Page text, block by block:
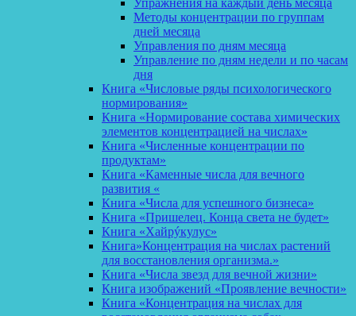
Упражнения на каждый день месяца
Методы концентрации по группам
дней месяца
Управления по дням месяца
Управление по дням недели и по часам
дня
Книга «Числовые ряды психологического
нормирования»
Книга «Нормирование состава химических
элементов концентрацией на числах»
Книга «Численные концентрации по
продуктам»
Книга «Каменные числа для вечного
развития «
Книга «Числа для успешного бизнеса»
Книга «Пришелец. Конца света не будет»
Книга «Хайрýкулус»
Книга»Концентрация на числах растений
для восстановления организма.»
Книга «Числа звезд для вечной жизни»
Книга изображений «Проявление вечности»
Книга «Концентрация на числах для